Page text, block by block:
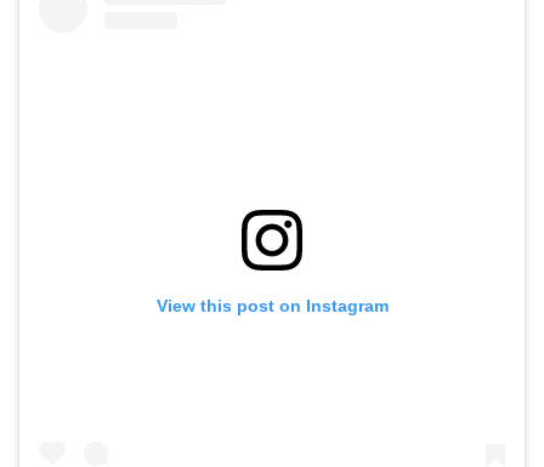
View this post on Instagram